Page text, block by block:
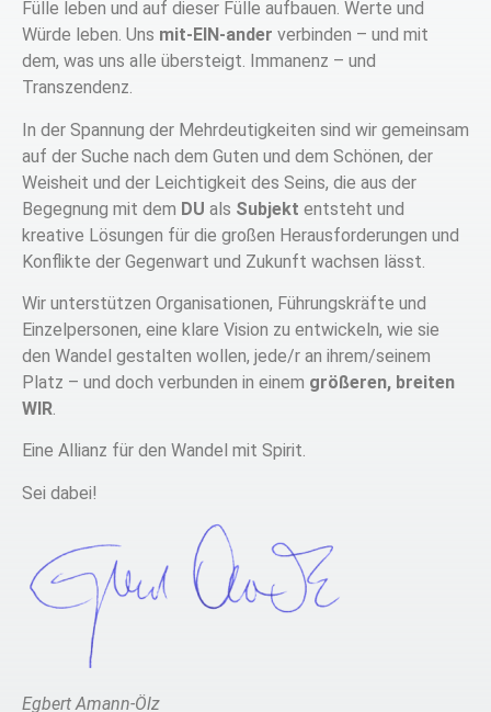
Fülle leben und auf dieser Fülle aufbauen. Werte und
Würde leben. Uns mit-EIN-ander verbinden – und mit
dem, was uns alle übersteigt. Immanenz – und
Transzendenz.
In der Spannung der Mehrdeutigkeiten sind wir gemeinsam
auf der Suche nach dem Guten und dem Schönen, der
Weisheit und der Leichtigkeit des Seins, die aus der
Begegnung mit dem DU als Subjekt entsteht und
kreative Lösungen für die großen Herausforderungen und
Konflikte der Gegenwart und Zukunft wachsen lässt.
Wir unterstützen Organisationen, Führungskräfte und
Einzelpersonen, eine klare Vision zu entwickeln, wie sie
den Wandel gestalten wollen, jede/r an ihrem/seinem
Platz – und doch verbunden in einem größeren, breiten
WIR.
Eine Allianz für den Wandel mit Spirit.
Sei dabei!
Egbert Amann-Ölz